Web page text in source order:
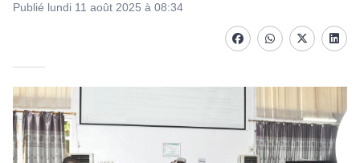
Publié lundi 11 août 2025 à 08:34
FacebookwhatsappTwitter